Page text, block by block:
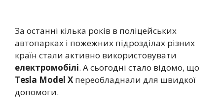
За останні кілька років в поліцейських
автопарках і пожежних підрозділах різних
країн стали активно використовувати
електромобілі. А сьогодні стало відомо, що
Tesla Model X переобладнали для швидкої
допомоги.